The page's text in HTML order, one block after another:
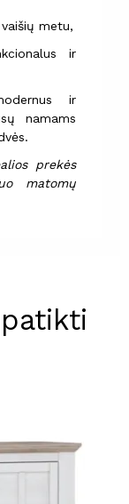
metu,
ir
ir
namams
prekės
matomų